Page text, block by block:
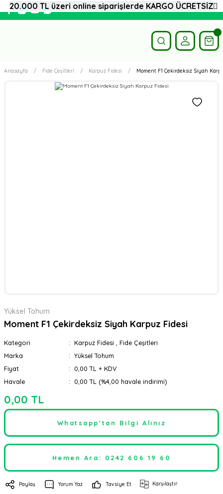
Anasayfa Fide Çeşitleri Karpuz Fidesi Moment F1 Çekirdeksiz Siyah
Yüksel Tohum
Moment F1 Çekirdeksiz Siyah Karpuz Fidesi
Kategori Karpuz Fidesi
Fide Çeşitleri
Marka
Yüksel Tohum
Fiyat
0,00 TL + KDV
Havale
0,00 TL (%4,00 havale indirimi)
0,00 TL
Whatsapp'tan Bilgi Alınız
Hemen Ara: 0242 606 19 60
Paylaş Yorum Yaz Tavsiye Et Karşılaştır
20.000 TL üzeri online siparişlerde KARGO ÜCRETSİZ